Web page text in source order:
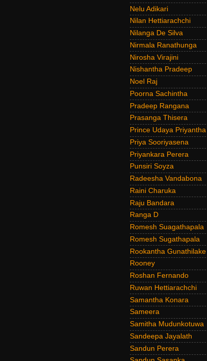
Nelu Adikari
Nilan Hettiarachchi
Nilanga De Silva
Nirmala Ranathunga
Nirosha Virajini
Nishantha Pradeep
Noel Raj
Poorna Sachintha
Pradeep Rangana
Prasanga Thisera
Prince Udaya Priyantha
Priya Sooriyasena
Priyankara Perera
Punsiri Soyza
Radeesha Vandabona
Raini Charuka
Raju Bandara
Ranga D
Romesh Suagathapala
Romesh Sugathapala
Rookantha Gunathilake
Rooney
Roshan Fernando
Ruwan Hettiarachchi
Samantha Konara
Sameera
Samitha Mudunkotuwa
Sandeepa Jayalath
Sandun Perera